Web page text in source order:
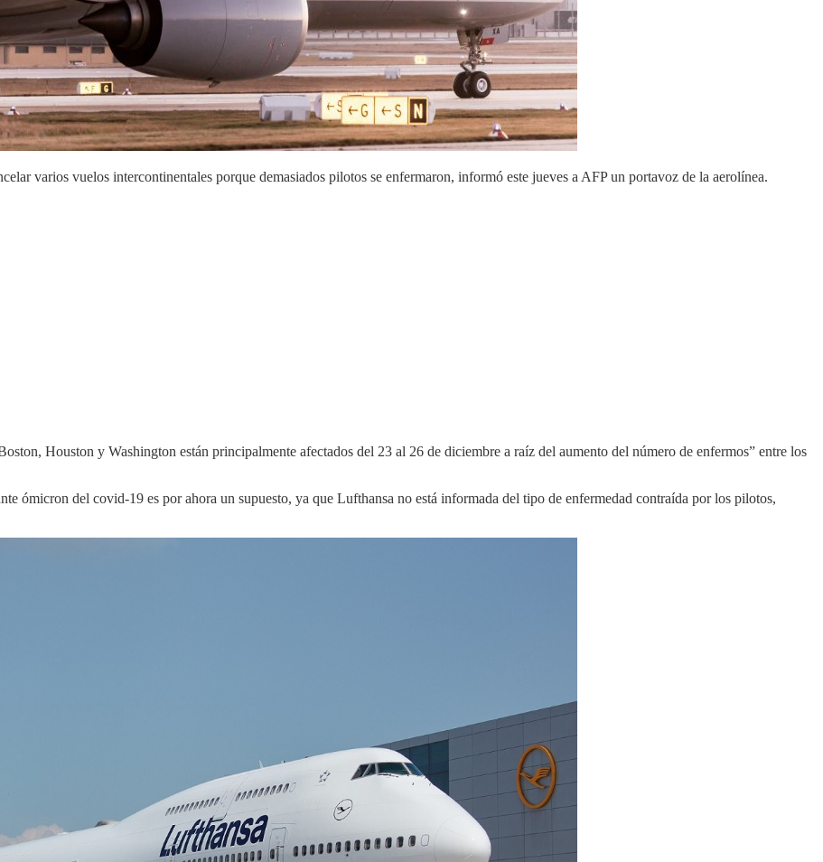
varios vuelos intercontinentales porque demasiados pilotos se enfermaron, informó este jueves a AFP un portavoz de la aerolínea.
Houston y Washington están principalmente afectados del 23 al 26 de diciembre a raíz del aumento del número de enfermos” entre los
ómicron del covid-19 es por ahora un supuesto, ya que Lufthansa no está informada del tipo de enfermedad contraída por los pilotos,